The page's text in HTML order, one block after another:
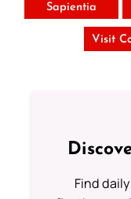
Sapientia
Visit
Find